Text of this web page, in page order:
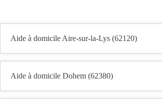
Aide à domicile Aire-sur-la-Lys (62120)
Aide à domicile Dohem (62380)